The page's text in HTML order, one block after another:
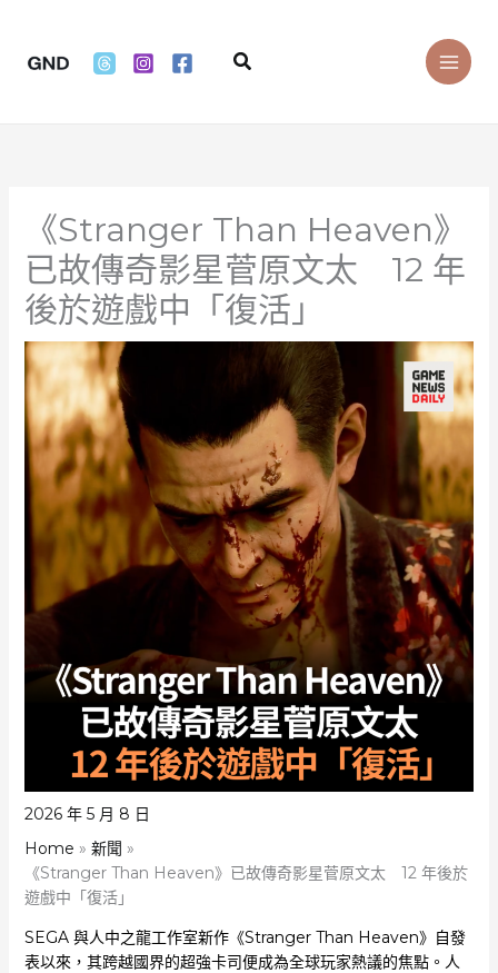
content
Search
《Stranger Than Heaven》
已故傳奇影星菅原文太 12 年
後於遊戲中「復活」
2026 年 5 月 8 日
Home
新聞
《Stranger Than Heaven》已故傳奇影星菅原文太 12 年後於
遊戲中「復活」
SEGA 與人中之龍工作室新作《Stranger Than Heaven》自發
表以來，其跨越國界的超強卡司便成為全球玩家熱議的焦點。人